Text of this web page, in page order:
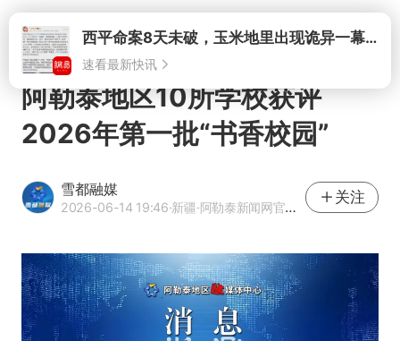
打开西平命案8天未破，玉米地里出现诡异一幕，我突然想起了欧金中
速看最新快讯
阿勒泰地区10所学校获评
2026年第一批“书香校园”
雪都融媒
2026-06-14 19:46·新疆·阿勒泰新闻网官方网易号
关注